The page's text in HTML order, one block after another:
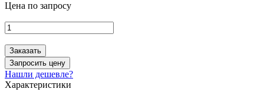
Цена по запросу
Заказать
Запросить цену
Нашли дешевле?
Характеристики